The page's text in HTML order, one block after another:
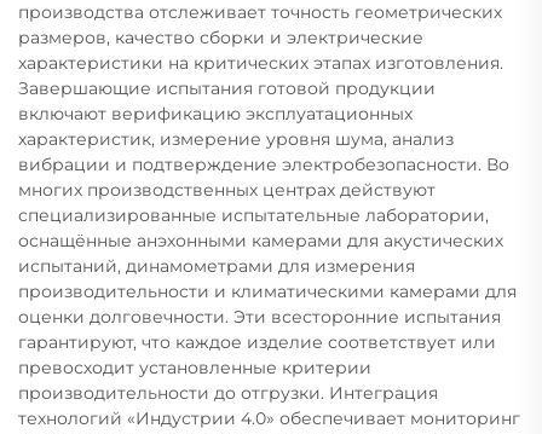
производства отслеживает точность геометрических
размеров, качество сборки и электрические
характеристики на критических этапах изготовления.
Завершающие испытания готовой продукции
включают верификацию эксплуатационных
характеристик, измерение уровня шума, анализ
вибрации и подтверждение электробезопасности. Во
многих производственных центрах действуют
специализированные испытательные лаборатории,
оснащённые анэхонными камерами для акустических
испытаний, динамометрами для измерения
производительности и климатическими камерами для
оценки долговечности. Эти всесторонние испытания
гарантируют, что каждое изделие соответствует или
превосходит установленные критерии
производительности до отгрузки. Интеграция
технологий «Индустрии 4.0» обеспечивает мониторинг